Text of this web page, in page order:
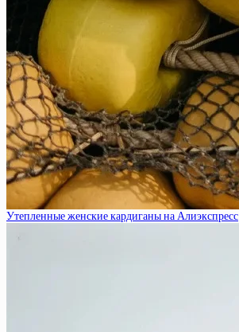
Утепленные женские кардиганы на Алиэкспресс